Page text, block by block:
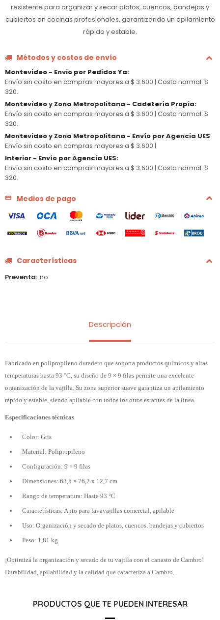
resistente para organizar y secar platos, cuencos, bandejas y
cubiertos en cocinas profesionales, garantizando un apilamiento
rápido y estable.
Métodos y costos de envío
Montevideo - Envio por Pedidos Ya:
Envío sin costo en compras mayores a $ 3.600 | Costo normal: $
320.
Montevideo y Zona Metropolitana - Cadetería Propia:
Envío sin costo en compras mayores a $ 3.600 | Costo normal: $
320.
Montevideo y Zona Metropolitana - Envío por Agencia UES
Envío sin costo en compras mayores a $ 3.600 |
Interior - Envío por Agencia UES:
Envío sin costo en compras mayores a $ 3.600 | Costo normal: $
320.
Medios de pago
Características
Preventa no
Descripción
Fabricado en polipropileno duradero que soporta productos químicos y altas
temperaturas hasta 93 °C, su diseño de 9 × 9 filas permite una excelente
organización de la vajilla. Su zona superior suave garantiza un apilamiento
rápido y estable, siendo apilable con todos los otros estantes de la línea.
Especificaciones técnicas
Color: Gris
Material: Polipropileno
Configuración: 9 × 9 filas
Dimensiones: 63,5 × 76,2 x 12,7 cm
Rango de temperatura: Hasta 93 °C
Características: Apto para lavavajillas comercial, apilable
Uso: Organización y secado de platos, cuencos, bandejas y cubiertos
Peso: 1,81 kg
¡Optimizá la organización y secado de tu vajilla con el canasto de Cambro!
Durabilidad, apilabilidad y la calidad que caracteriza a Cambro.
PRODUCTOS QUE TE PUEDEN INTERESAR